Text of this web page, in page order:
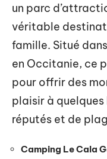
un parc
véritable
famille. Situé
en Occitanie, ce
pour offrir des
plaisir à
réputés et de
Camping Le Cala